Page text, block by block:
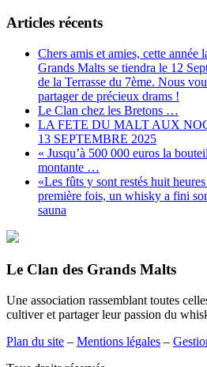
Articles récents
Chers amis et amies, cette année
Grands Malts se tiendra le 12
de la Terrasse du 7ème. Nous
partager de précieux drams !
Le Clan chez les Bretons …
LA FETE DU MALT AUX
13 SEPTEMBRE 2025
« Jusqu’à 500 000 euros la
montante …
«Les fûts y sont restés huit
première fois, un whisky a fini
sauna
Le Clan des Grands Malts
Une association rassemblant toutes
cultiver et partager leur passion du
Plan du site – Mentions légales –